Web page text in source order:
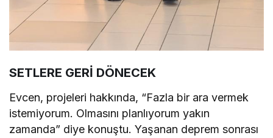
SETLERE GERİ DÖNECEK
Evcen, projeleri hakkında, “Fazla bir ara vermek
istemiyorum. Olmasını planlıyorum yakın
zamanda” diye konuştu. Yaşanan deprem sonrası